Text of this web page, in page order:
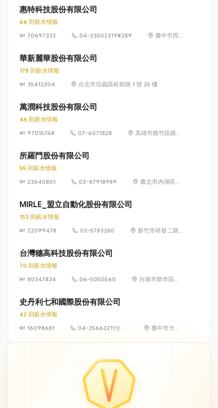
惠特科技股份有限公司
66 則薪水情報
70697332
04-23502319#289
臺中市西
華新麗華股份有限公司
178 則薪水情報
35412204
台北市信義區松智路 1 號 25 樓
萬潤科技股份有限公司
46 則薪水情報
97015768
07-6071828
高雄市路竹區路科
所羅門股份有限公司
55 則薪水情報
23640801
02-87918989
臺北市內湖區行
MIRLE_盟立自動化股份有限公司
153 則薪水情報
22099478
03-5783280
新竹市研發二路
台灣穗高科技股份有限公司
70 則薪水情報
80347834
06-5050560
台南市新市區環
史丹利七和國際股份有限公司
42 則薪水情報
16098681
04-25663211分機
臺中市大雅